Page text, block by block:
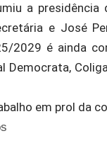
a
e José
2029 é ainda
Democrata,
em prol da